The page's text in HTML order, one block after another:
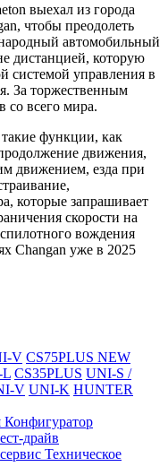
выехал из города
чтобы преодолеть
автомобильный
дистанцией, которую
системой управления в
За торжественным
со всего мира.
функции, как
движения,
движением, езда при
которые запрашивает
скорости на
вождения
Changan уже в 2025
V CS75PLUS NEW
L CS35PLUS UNI-S /
V UNI-K HUNTER
Конфигуратор
драйв
Техническое